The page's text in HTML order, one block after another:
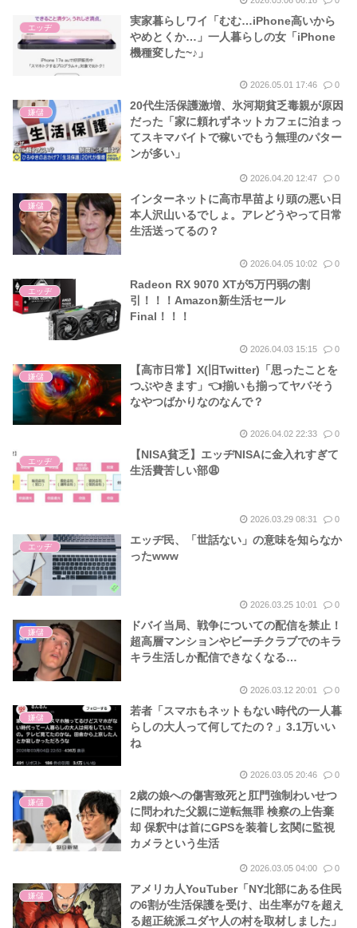
エッヂ
実家暮らしワイ「むむ…iPhone高いから
やめとくか…」一人暮らしの女「iPhone
機種変した~♪」
2026.05.01 17:46 0
嫌儲
20代生活保護激増、氷河期貧乏毒親が原因
だった「家に頼れずネットカフェに泊まっ
てスキマバイトで稼いでもう無理のパター
ンが多い」
2026.04.20 12:47 0
嫌儲
インターネットに高市早苗より頭の悪い日
本人沢山いるでしょ。アレどうやって日常
生活送ってるの？
2026.04.05 10:02 0
エッヂ
Radeon RX 9070 XTが5万円弱の割
引！！！Amazon新生活セール
Final！！！
2026.04.03 15:15 0
嫌儲
【高市日常】X(旧Twitter)「思ったことを
つぶやきます」👈揃いも揃ってヤバそう
なやつばかりなのなんで？
2026.04.02 22:33 0
エッヂ
【NISA貧乏】エッヂNISAに金入れすぎて
生活費苦しい部😩
2026.03.29 08:31 0
エッヂ
エッヂ民、「世話ない」の意味を知らなか
ったwww
2026.03.25 10:01 0
嫌儲
ドバイ当局、戦争についての配信を禁止！
超高層マンションやビーチクラブでのキラ
キラ生活しか配信できなくなる…
2026.03.12 20:01 0
嫌儲
若者「スマホもネットもない時代の一人暮
らしの大人って何してたの？」3.1万いい
ね
2026.03.05 20:46 0
嫌儲
2歳の娘への傷害致死と肛門強制わいせつ
に問われた父親に逆転無罪 検察の上告棄
却 保釈中は首にGPSを装着し玄関に監視
カメラという生活
2026.03.05 04:00 0
嫌儲
アメリカ人YouTuber「NY北部にある住民
の6割が生活保護を受け、出生率が7を超え
る超正統派ユダヤ人の村を取材しました」